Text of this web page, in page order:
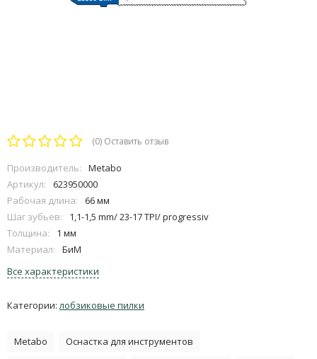
(0) Оставить отзыв
Производитель:
Metabo
Артикул:
623950000
Рабочая длина:
66 мм
Шаг зубьев:
1,1-1,5 mm/ 23-17 TPI/ progressiv
Толщина:
1 мм
Материал:
БиМ
Все характеристики
Категории:лобзиковые пилки
Metabo
Оснастка для инструментов